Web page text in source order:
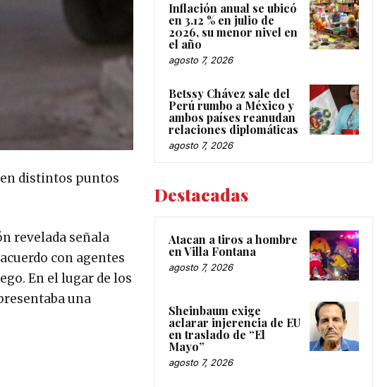
distintos puntos
revelada señala
con agentes
En el lugar de los
una
Inflación anual se ubicó
en 3.12 % en julio de
2026, su menor nivel en
el año
agosto 7, 2026
Betssy Chávez sale del
Perú rumbo a México y
ambos países reanudan
relaciones diplomáticas
agosto 7, 2026
Destacadas
Atacan a tiros a hombre
en Villa Fontana
agosto 7, 2026
Sheinbaum exige
aclarar injerencia de EU
en traslado de “El
Mayo”
agosto 7, 2026